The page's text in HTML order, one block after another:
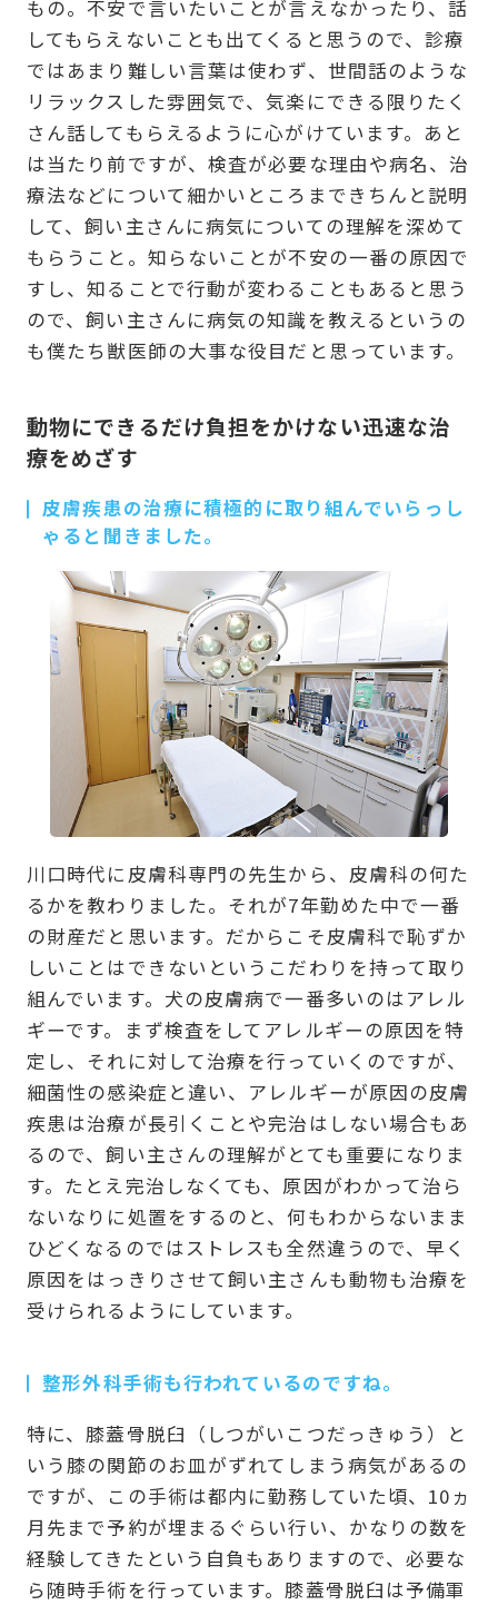
もの。不安で言いたいことが言えなかったり、話
してもらえないことも出てくると思うので、診療
ではあまり難しい言葉は使わず、世間話のような
リラックスした雰囲気で、気楽にできる限りたく
さん話してもらえるように心がけています。あと
は当たり前ですが、検査が必要な理由や病名、治
療法などについて細かいところまできちんと説明
して、飼い主さんに病気についての理解を深めて
もらうこと。知らないことが不安の一番の原因で
すし、知ることで行動が変わることもあると思う
ので、飼い主さんに病気の知識を教えるというの
も僕たち獣医師の大事な役目だと思っています。
動物にできるだけ負担をかけない迅速な治
療をめざす
皮膚疾患の治療に積極的に取り組んでいらっし
ゃると聞きました。
川口時代に皮膚科専門の先生から、皮膚科の何た
るかを教わりました。それが7年勤めた中で一番
の財産だと思います。だからこそ皮膚科で恥ずか
しいことはできないというこだわりを持って取り
組んでいます。犬の皮膚病で一番多いのはアレル
ギーです。まず検査をしてアレルギーの原因を特
定し、それに対して治療を行っていくのですが、
細菌性の感染症と違い、アレルギーが原因の皮膚
疾患は治療が長引くことや完治はしない場合もあ
るので、飼い主さんの理解がとても重要になりま
す。たとえ完治しなくても、原因がわかって治ら
ないなりに処置をするのと、何もわからないまま
ひどくなるのではストレスも全然違うので、早く
原因をはっきりさせて飼い主さんも動物も治療を
受けられるようにしています。
整形外科手術も行われているのですね。
特に、膝蓋骨脱臼（しつがいこつだっきゅう）と
いう膝の関節のお皿がずれてしまう病気があるの
ですが、この手術は都内に勤務していた頃、10ヵ
月先まで予約が埋まるぐらい行い、かなりの数を
経験してきたという自負もありますので、必要な
ら随時手術を行っています。膝蓋骨脱臼は予備軍